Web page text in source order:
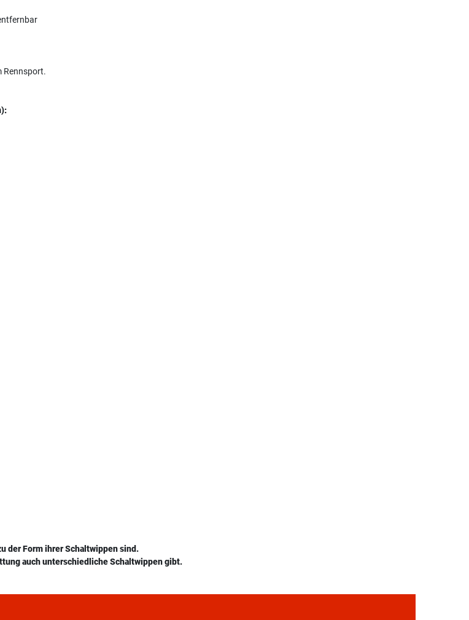
Rennsport.
der Form ihrer Schaltwippen sind.
auch unterschiedliche Schaltwippen gibt.